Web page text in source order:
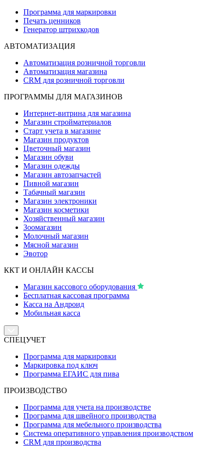
Программа для маркировки
Печать ценников
Генератор штрихкодов
АВТОМАТИЗАЦИЯ
Автоматизация розничной торговли
Автоматизация магазина
CRM для розничной торговли
ПРОГРАММЫ ДЛЯ МАГАЗИНОВ
Интернет-витрина для магазина
Магазин стройматериалов
Старт учета в магазине
Магазин продуктов
Цветочный магазин
Магазин обуви
Магазин одежды
Магазин автозапчастей
Пивной магазин
Табачный магазин
Магазин электроники
Магазин косметики
Хозяйственный магазин
Зоомагазин
Молочный магазин
Мясной магазин
Эвотор
ККТ И ОНЛАЙН КАССЫ
Магазин кассового оборудования
Бесплатная кассовая программа
Касса на Андроид
Мобильная касса
СПЕЦУЧЕТ
Программа для маркировки
Маркировка под ключ
Программа ЕГАИС для пива
ПРОИЗВОДСТВО
Программа для учета на производстве
Программа для швейного производства
Программа для мебельного производства
Система оперативного управления производством
CRM для производства